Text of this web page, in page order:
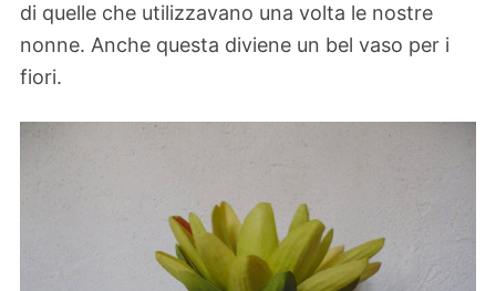
di quelle che utilizzavano una volta le nostre
nonne. Anche questa diviene un bel vaso per i
fiori.